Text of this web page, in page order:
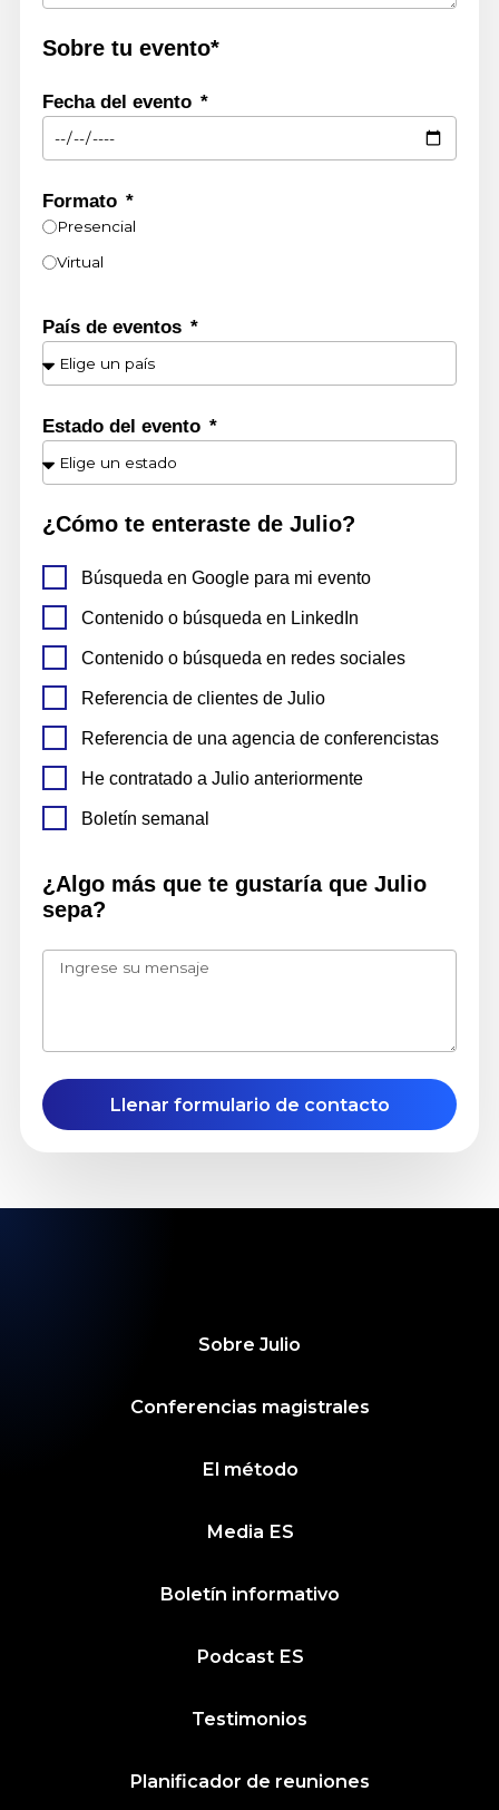
Sobre tu evento*
Fecha del evento
Formato
Presencial
Virtual
País de eventos
Estado del evento
¿Cómo te enteraste de Julio?
Búsqueda en Google para mi evento
Contenido o búsqueda en LinkedIn
Contenido o búsqueda en redes sociales
Referencia de clientes de Julio
Referencia de una agencia de conferencistas
He contratado a Julioanteriormente
Boletín semanal
¿Algo más que te gustaría que Julio
sepa?
Llenar formulario de contacto
Sobre Julio
Conferencias magistrales
El método
Media ES
Boletín informativo
Podcast ES
Testimonios
Planificador de reuniones